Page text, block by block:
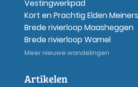
Vestingwerkpad
Kort en Prachtig Elden
Brede rivierloop Maasheggen
Brede rivierloop Wamel
Meer nieuwe wandelingen
Artikelen